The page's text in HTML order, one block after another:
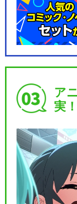
ア
実！